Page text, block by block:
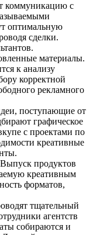
коммуникацию с
оптимальную
сделки.
материалы.
к анализу
корректной
рекламного
поступающие от
графическое
с проектами по
креативные
продуктов
креативным
форматов,
тщательный
агентств
собираются и